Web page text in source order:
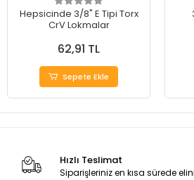
Hepsicinde 3/8" E Tipi Torx
CrV Lokmalar
62,91 TL
Sepete Ekle
Hızlı Teslimat
Siparişleriniz en kısa sürede